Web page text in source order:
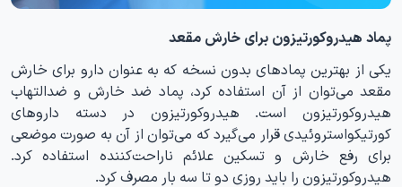
پماد هیدروکورتیزون برای خارش مقعد
یکی از بهترین پمادهای بدون نسخه که به عنوان دارو برای خارش
مقعد می‌توان از آن استفاده کرد، پماد ضد خارش و ضدالتهاب
هیدروکورتیزون است. هیدروکورتیزون در دسته داروهای
کورتیکواستروئیدی قرار می‌گیرد که می‌توان از آن به صورت موضعی
برای رفع خارش و تسکین علائم ناراحت‌کننده استفاده کرد.
هیدروکورتیزون را باید روزی دو تا سه بار مصرف کرد.